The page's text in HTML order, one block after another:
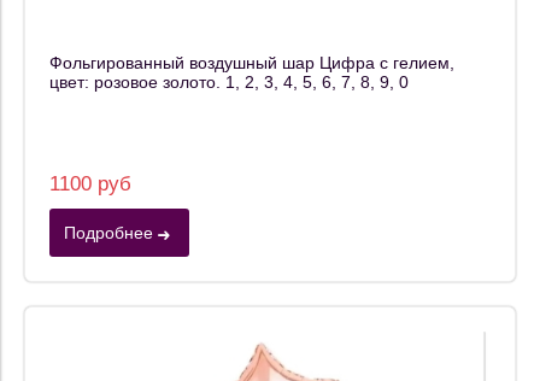
Фольгированный воздушный шар Цифра с гелием,
цвет: розовое золото. 1, 2, 3, 4, 5, 6, 7, 8, 9, 0
1100 руб
Подробнее